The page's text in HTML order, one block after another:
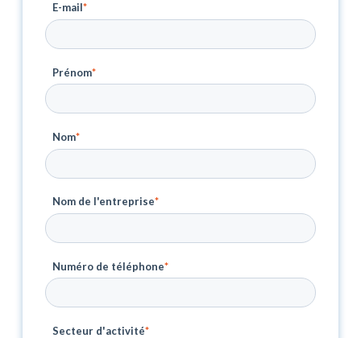
E-mail*
Prénom*
Nom*
Nom de l'entreprise*
Numéro de téléphone*
Secteur d'activité*